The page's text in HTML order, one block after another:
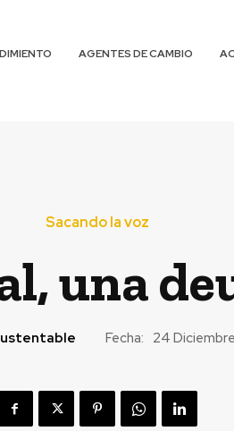
AGENTES DE CAMBIO
Sacando la voz
una
Fecha: 24